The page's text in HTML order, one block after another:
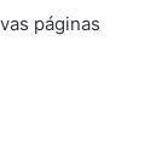
páginas